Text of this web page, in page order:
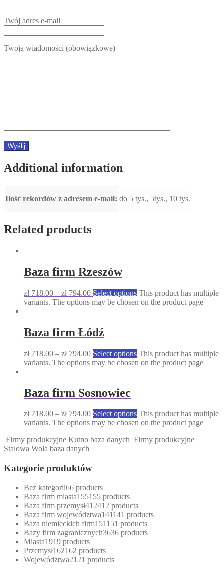
Twój adres e-mail
Twoja wiadomości (obowiązkowe)
Additional information
Ilość rekordów z adresem e-mail: do 5 tys., 5tys., 10 tys.
Related products
Baza firm Rzeszów
zł718.00 – zł794.00 Select options This product has multiple
variants. The options may be chosen on the product page
Baza firm Łódź
zł718.00 – zł794.00 Select options This product has multiple
variants. The options may be chosen on the product page
Baza firm Sosnowiec
zł718.00 – zł794.00 Select options This product has multiple
variants. The options may be chosen on the product page
Firmy produkcyjne Kutno baza danych Firmy produkcyjne
Stalowa Wola baza danych
Kategorie produktów
Bez kategorii66 products
Baza firm miasta155155 products
Baza firm przemysł412412 products
Baza firm województwa141141 products
Baza niemieckich firm151151 products
Bazy firm zagranicznych3636 products
Miasta1919 products
Przemysł162162 products
Województwa21 21 products